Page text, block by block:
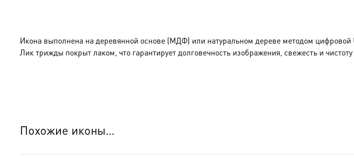
Икона выполнена на деревянной основе (МДФ) или натуральном дереве методом
Лик трижды покрыт лаком, что гарантирует долговечность изображения, свежесть и чистоту
Похожие иконы…